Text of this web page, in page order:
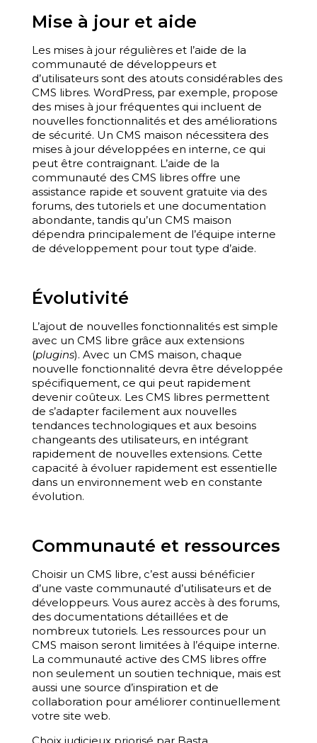
Mise à jour et aide
Les mises à jour régulières et l’aide de la
communauté de développeurs et
d’utilisateurs sont des atouts considérables des
CMS libres. WordPress, par exemple, propose
des mises à jour fréquentes qui incluent de
nouvelles fonctionnalités et des améliorations
de sécurité. Un CMS maison nécessitera des
mises à jour développées en interne, ce qui
peut être contraignant. L’aide de la
communauté des CMS libres offre une
assistance rapide et souvent gratuite via des
forums, des tutoriels et une documentation
abondante, tandis qu’un CMS maison
dépendra principalement de l’équipe interne
de développement pour tout type d’aide.
Évolutivité
L’ajout de nouvelles fonctionnalités est simple
avec un CMS libre grâce aux extensions
(plugins). Avec un CMS maison, chaque
nouvelle fonctionnalité devra être développée
spécifiquement, ce qui peut rapidement
devenir coûteux. Les CMS libres permettent
de s’adapter facilement aux nouvelles
tendances technologiques et aux besoins
changeants des utilisateurs, en intégrant
rapidement de nouvelles extensions. Cette
capacité à évoluer rapidement est essentielle
dans un environnement web en constante
évolution.
Communauté et ressources
Choisir un CMS libre, c’est aussi bénéficier
d’une vaste communauté d’utilisateurs et de
développeurs. Vous aurez accès à des forums,
des documentations détaillées et de
nombreux tutoriels. Les ressources pour un
CMS maison seront limitées à l’équipe interne.
La communauté active des CMS libres offre
non seulement un soutien technique, mais est
aussi une source d’inspiration et de
collaboration pour améliorer continuellement
votre site web.